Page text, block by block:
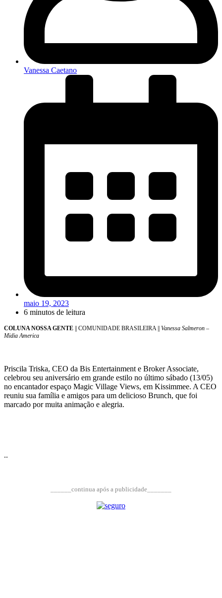
Vanessa Caetano
maio 19, 2023
6 minutos de leitura
COLUNA NOSSA GENTE || COMUNIDADE BRASILEIRA || Vanessa Salmeron –
Midia America
Priscila Triska, CEO da Bis Entertainment e Broker Associate,
celebrou seu aniversário em grande estilo no último sábado (13/05)
no encantador espaço Magic Village Views, em Kissimmee. A CEO
reuniu sua família e amigos para um delicioso Brunch, que foi
marcado por muita animação e alegria.
..
______continua após a publicidade_______